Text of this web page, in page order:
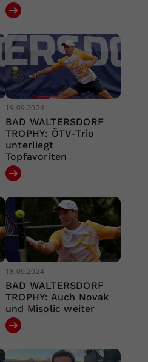
19.09.2024
BAD WALTERSDORF
TROPHY: ÖTV-Trio
unterliegt
Topfavoriten
18.09.2024
BAD WALTERSDORF
TROPHY: Auch Novak
und Misolic weiter